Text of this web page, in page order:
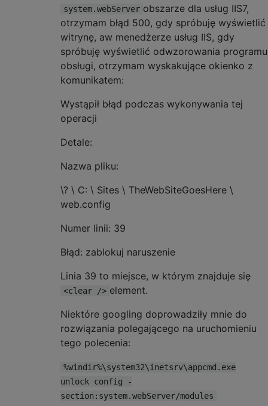
system.webServer obszarze dla usług IIS7,
otrzymam błąd 500, gdy spróbuję wyświetlić
witrynę, aw menedżerze usług IIS, gdy
spróbuję wyświetlić odwzorowania programu
obsługi, otrzymam wyskakujące okienko z
komunikatem:
Wystąpił błąd podczas wykonywania tej
operacji
Detale:
Nazwa pliku:
\? \ C: \ Sites \ TheWebSiteGoesHere \
web.config
Numer linii: 39
Błąd: zablokuj naruszenie
Linia 39 to miejsce, w którym znajduje się
<clear /> element.
Niektóre googling doprowadziły mnie do
rozwiązania polegającego na uruchomieniu
tego polecenia:
%windir%\system32\inetsrv\appcmd.exe
unlock config -
section:system.webServer/modules